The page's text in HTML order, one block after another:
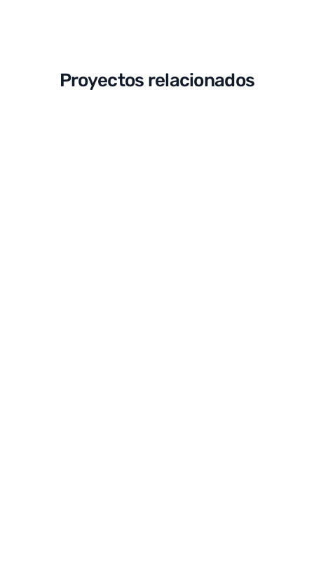
Proyectos relacionados